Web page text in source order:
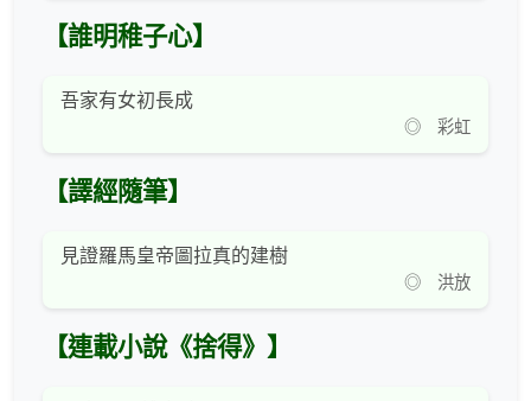
【誰明稚子心】
吾家有女初長成
◎ 彩虹
【譯經隨筆】
見證羅馬皇帝圖拉真的建樹
◎ 洪放
【連載小說《捨得》】